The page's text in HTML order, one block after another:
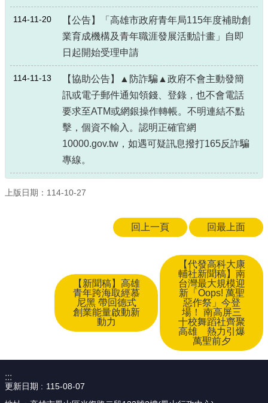
114-11-20
【公告】「高雄市政府青年局115年度補助創
業育成機構及青年職涯發展活動計畫」自即
日起開始受理申請
114-11-13
【協助公告】▲防詐騙▲政府不會主動發簡
訊或電子郵件通知領錢、登錄，也不會電話
要求至ATM或網銀操作轉帳。不明連結不點
擊，個資不輸入。認明正確官網
10000.gov.tw，如遇可疑訊息撥打165反詐騙
專線。
上版日期：114-10-27
回上一頁 回最上面
【新聞稿】高雄
青年跨海取經慕
尼黑 帶回德式
創業能量啟動新
動力
【代發高科大康
輔社新聞稿】南
台灣最大規模迎
新「Oops! 萬聖
惡作祭」今登
場！ 南高屏三
十校舞蹈社齊聚
高雄 熱力引爆
萬聖前夕
:::
更新日期
115-08-07